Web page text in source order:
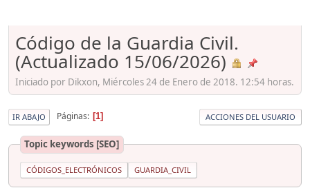
Código de la Guardia Civil.
(Actualizado 15/06/2026)
Iniciado por Dikxon, Miércoles 24 de Enero de 2018. 12:54 horas.
IR ABAJO Páginas 1 ACCIONES DEL USUARIO
Topic keywords [SEO]
CÓDIGOS_ELECTRÓNICOS GUARDIA_CIVIL